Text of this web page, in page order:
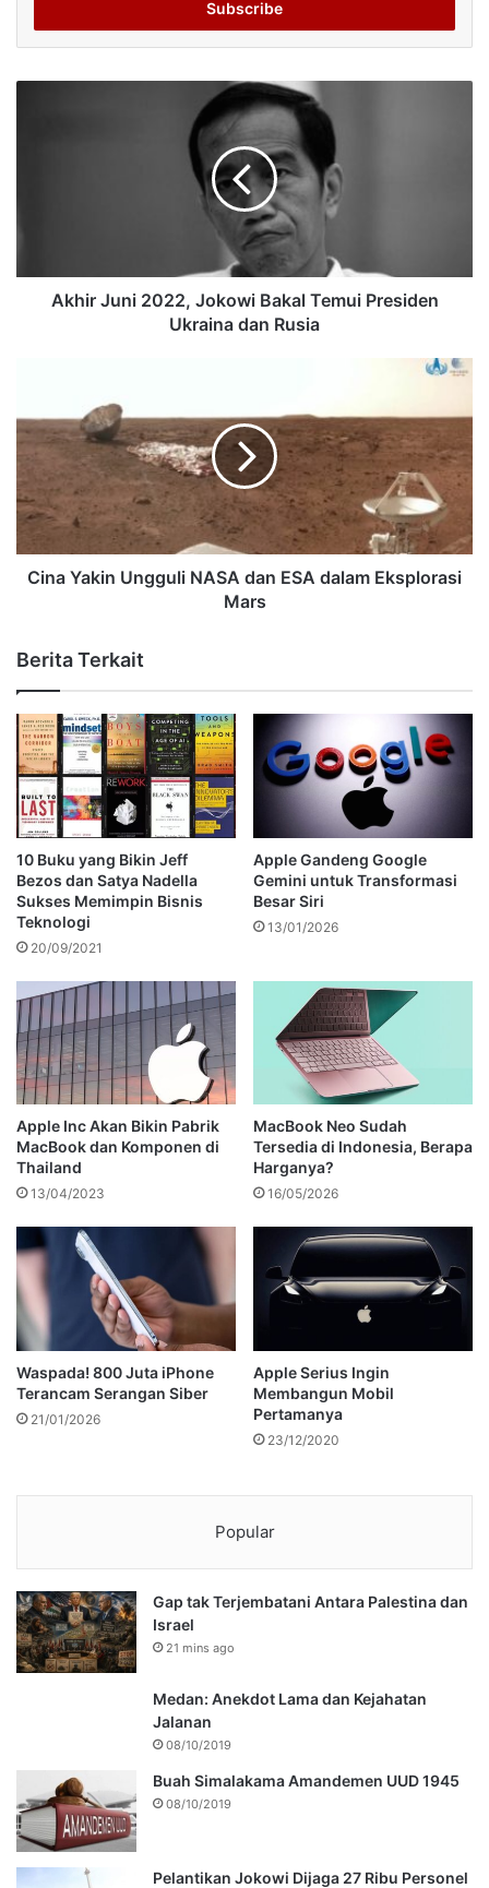
Akhir Juni 2022, Jokowi Bakal Temui Presiden
Ukraina dan Rusia
Cina Yakin Ungguli NASA dan ESA dalam Eksplorasi
Mars
Berita Terkait
10 Buku yang Bikin Jeff
Bezos dan Satya Nadella
Sukses Memimpin Bisnis
Teknologi
20/09/2021
Apple Gandeng Google
Gemini untuk Transformasi
Besar Siri
13/01/2026
Apple Inc Akan Bikin Pabrik
MacBook dan Komponen di
Thailand
13/04/2023
MacBook Neo Sudah
Tersedia di Indonesia, Berapa
Harganya?
16/05/2026
Waspada! 800 Juta iPhone
Terancam Serangan Siber
21/01/2026
Apple Serius Ingin
Membangun Mobil
Pertamanya
23/12/2020
Popular
Gap tak Terjembatani Antara Palestina dan
Israel
21 mins ago
Medan: Anekdot Lama dan Kejahatan
Jalanan
08/10/2019
Buah Simalakama Amandemen UUD 1945
08/10/2019
Pelantikan Jokowi Dijaga 27 Ribu Personel